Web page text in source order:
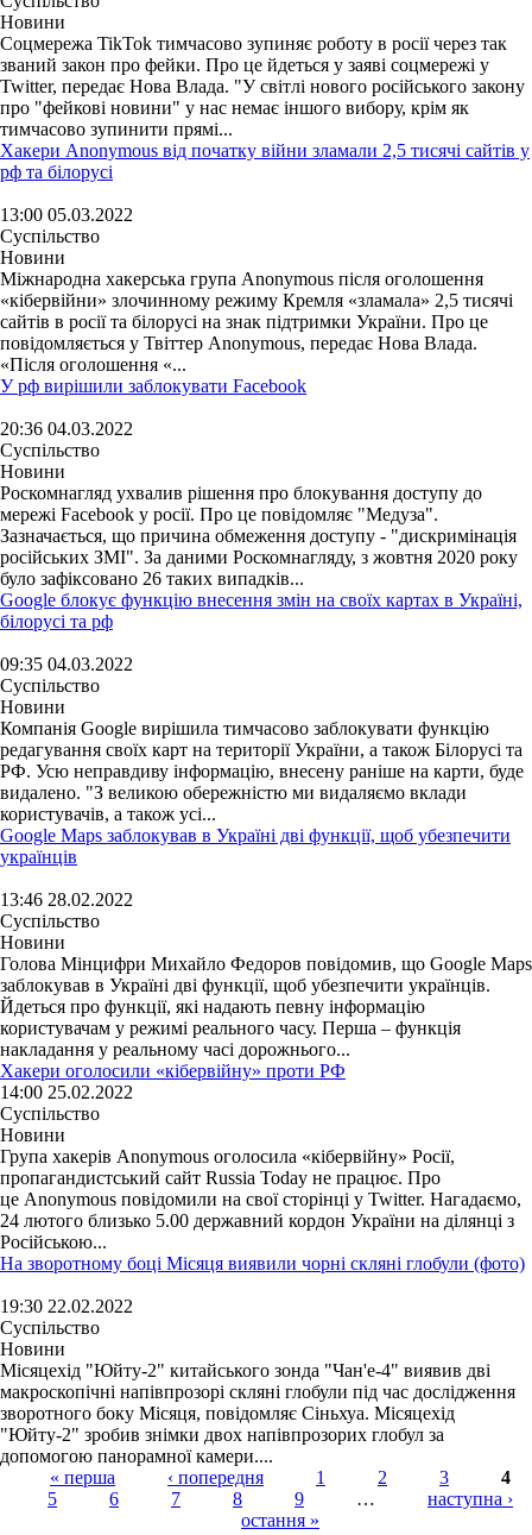
Новини
Соцмережа TikTok тимчасово зупиняє роботу в росії через так
званий закон про фейки. Про це йдеться у заяві соцмережі у
Twitter, передає Нова Влада. "У світлі нового російського закону
про "фейкові новини" у нас немає іншого вибору, крім як
тимчасово зупинити прямі...
Хакери Anonymous від початку війни зламали 2,5 тисячі сайтів у
рф та білорусі
13:00 05.03.2022
Суспільство
Новини
Міжнародна хакерська група Anonymous після оголошення
«кібервійни» злочинному режиму Кремля «зламала» 2,5 тисячі
сайтів в росії та білорусі на знак підтримки України. Про це
повідомляється у Твіттер Anonymous, передає Нова Влада.
«Після оголошення «...
У рф вирішили заблокувати Facebook
20:36 04.03.2022
Суспільство
Новини
Роскомнагляд ухвалив рішення про блокування доступу до
мережі Facebook у росії. Про це повідомляє "Медуза".
Зазначається, що причина обмеження доступу - "дискримінація
російських ЗМІ". За даними Роскомнагляду, з жовтня 2020 року
було зафіксовано 26 таких випадків...
Google блокує функцію внесення змін на своїх картах в Україні,
білорусі та рф
09:35 04.03.2022
Суспільство
Новини
Компанія Google вирішила тимчасово заблокувати функцію
редагування своїх карт на території України, а також Білорусі та
РФ. Усю неправдиву інформацію, внесену раніше на карти, буде
видалено. "З великою обережністю ми видаляємо вклади
користувачів, а також усі...
Google Maps заблокував в Україні дві функції, щоб убезпечити
українців
13:46 28.02.2022
Суспільство
Новини
Голова Мінцифри Михайло Федоров повідомив, що Google Maps
заблокував в Україні дві функції, щоб убезпечити українців.
Йдеться про функції, які надають певну інформацію
користувачам у режимі реального часу. Перша – функція
накладання у реальному часі дорожнього...
Хакери оголосили «кібервійну» проти РФ
14:00 25.02.2022
Суспільство
Новини
Група хакерів Anonymous оголосила «кібервійну» Росії,
пропагандистський сайт Russia Today не працює. Про
це Anonymous повідомили на свої сторінці у Twitter. Нагадаємо,
24 лютого близько 5.00 державний кордон України на ділянці з
Російською...
На зворотному боці Місяця виявили чорні скляні глобули (фото)
19:30 22.02.2022
Суспільство
Новини
Місяцехід "Юйту-2" китайського зонда "Чан'е-4" виявив дві
макроскопічні напівпрозорі скляні глобули під час дослідження
зворотного боку Місяця, повідомляє Сіньхуа. Місяцехід
"Юйту-2" зробив знімки двох напівпрозорих глобул за
допомогою панорамної камери....
Страницы
« перша ‹ попередня 1 2 3
4
5
6 7 8 9 …
наступна ›
остання »